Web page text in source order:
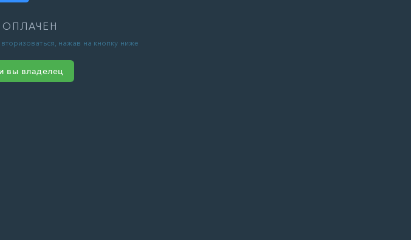
нажав на кнопку ниже
вы владелец